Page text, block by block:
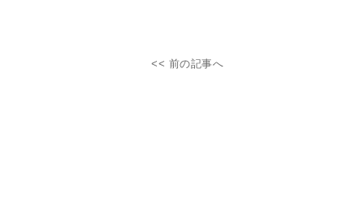
<< 前の記事へ